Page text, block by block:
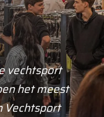
vechtsport
het meest
Vechtsport